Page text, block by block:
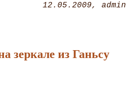
12.05.2009 admin
зеркале из Ганьсу